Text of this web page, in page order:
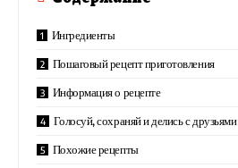
Ингредиенты
Пошаговый рецепт приготовления
Информация о рецепте
Голосуй, сохраняй и делись с друзьями
Похожие рецепты